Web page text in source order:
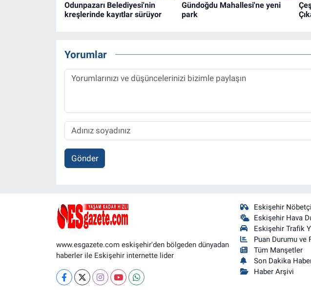
Odunpazarı Belediyesi'nin
kreşlerinde kayıtlar sürüyor
Gündoğdu Mahallesi'ne yeni
park
Yorumlar
Gönder
www.esgazete.com eskişehir'den bölgeden dünyadan
haberler ile Eskişehir internette lider
Eskişehir
Eskişehir Hava
Eskişehir Trafik
Puan Durumu ve
Tüm Manşetler
Son Dakika
Haber Arşivi